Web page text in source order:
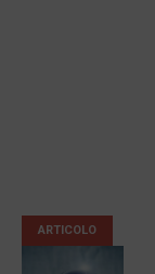
ARTICOLO